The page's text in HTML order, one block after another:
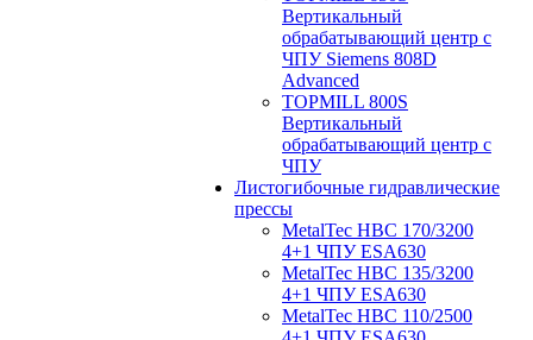
Вертикальный
обрабатывающий центр с
ЧПУ Siemens 808D
Advanced
TOPMILL 800S
Вертикальный
обрабатывающий центр с
ЧПУ
Листогибочные гидравлические
прессы
MetalTec HBС 170/3200
4+1 ЧПУ ESA630
MetalTec HBС 135/3200
4+1 ЧПУ ESA630
MetalTec HBС 110/2500